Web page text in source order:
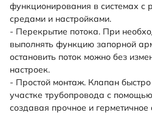
функционирования в системах с
средами и настройками.
- Перекрытие потока. При
выполнять функцию запорной
остановить поток можно без
настроек.
- Простой монтаж. Клапан быстро
участке трубопровода с
создавая прочное и герметичное